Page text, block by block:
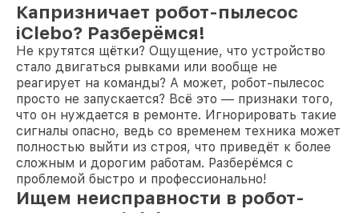
Капризничает робот-пылесос
iClebo? Разберёмся!
Не крутятся щётки? Ощущение, что устройство
стало двигаться рывками или вообще не
реагирует на команды? А может, робот-пылесос
просто не запускается? Всё это — признаки того,
что он нуждается в ремонте. Игнорировать такие
сигналы опасно, ведь со временем техника может
полностью выйти из строя, что приведёт к более
сложным и дорогим работам. Разберёмся с
проблемой быстро и профессионально!
Ищем неисправности в робот-